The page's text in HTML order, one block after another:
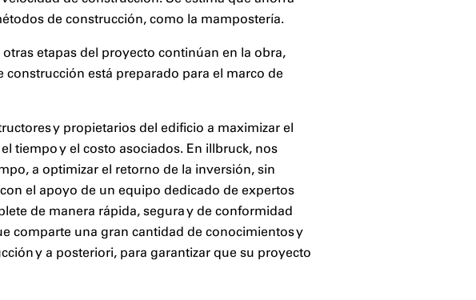
de construcción, como la mampostería.
etapas del proyecto continúan en la obra,
está preparado para el marco de
y propietarios del edificio a maximizar el
tiempo y el costo asociados. En illbruck, nos
a optimizar el retorno de la inversión, sin
el apoyo de un equipo dedicado de expertos
de manera rápida, segura y de conformidad
comparte una gran cantidad de conocimientos y
y a posteriori, para garantizar que su proyecto